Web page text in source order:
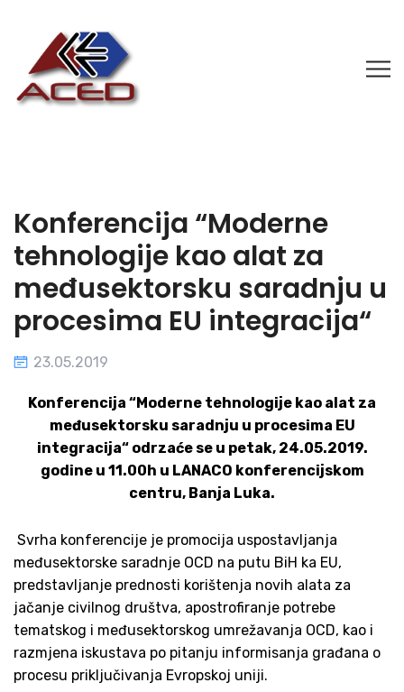
Konferencija “Moderne
tehnologije kao alat za
međusektorsku saradnju u
procesima EU integracija“
23.05.2019
Konferencija “Moderne tehnologije kao alat za
međusektorsku saradnju u procesima EU
integracija“ odrzaće se u petak, 24.05.2019.
godine u 11.00h u LANACO konferencijskom
centru, Banja Luka.
Svrha konferencije je promocija uspostavljanja
međusektorske saradnje OCD na putu BiH ka EU,
predstavljanje prednosti korištenja novih alata za
jačanje civilnog društva, apostrofiranje potrebe
tematskog i međusektorskog umrežavanja OCD, kao i
razmjena iskustava po pitanju informisanja građana o
procesu priključivanja Evropskoj uniji.